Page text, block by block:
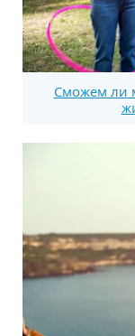
Сможем ли